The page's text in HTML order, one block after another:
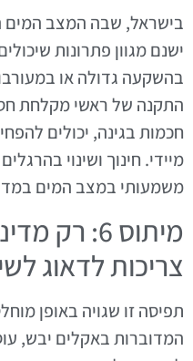
בישראל, שבה המצב המים
ישנם מגוון פתרונות
בהשקעה גדולה או
התקנה של ראשי מקלחת
חכמות בגינה, יכולים
מיידי. חינוך ושינוי
משמעותי במצב המים
מיתוס 6:
צריכות לדאוג
תפיסה זו שגויה באופן
המדוברות באקלים יבש,